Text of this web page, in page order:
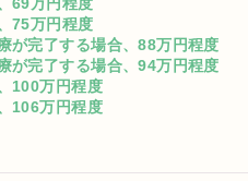
75万円程度
が完了する場合、88万円程度
が完了する場合、94万円程度
100万円程度
106万円程度